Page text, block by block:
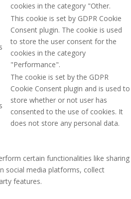
cookies in the category "Other.
This cookie is set by GDPR Cookie
Consent plugin. The cookie is used
to store the user consent for the
cookies in the category
"Performance".
The cookie is set by the GDPR
Cookie Consent plugin and is used to
store whether or not user has
consented to the use of cookies. It
does not store any personal data.
certain functionalities like sharing
social media platforms, collect
features.